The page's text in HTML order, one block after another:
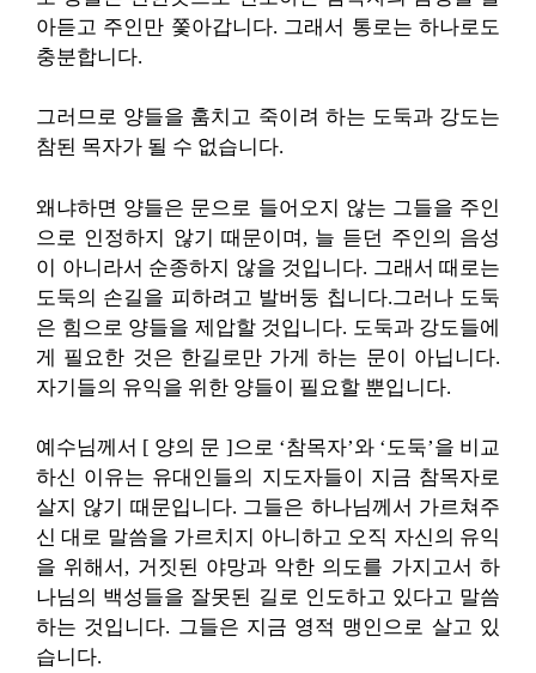
아듣고 주인만 쫓아갑니다. 그래서 통로는 하나로도
충분합니다.
그러므로 양들을 훔치고 죽이려 하는 도둑과 강도는
참된 목자가 될 수 없습니다.
왜냐하면 양들은 문으로 들어오지 않는 그들을 주인
으로 인정하지 않기 때문이며, 늘 듣던 주인의 음성
이 아니라서 순종하지 않을 것입니다. 그래서 때로는
도둑의 손길을 피하려고 발버둥 칩니다.그러나 도둑
은 힘으로 양들을 제압할 것입니다. 도둑과 강도들에
게 필요한 것은 한길로만 가게 하는 문이 아닙니다.
자기들의 유익을 위한 양들이 필요할 뿐입니다.
예수님께서 [ 양의 문 ]으로 ‘참목자’와 ‘도둑’을 비교
하신 이유는 유대인들의 지도자들이 지금 참목자로
살지 않기 때문입니다. 그들은 하나님께서 가르쳐주
신 대로 말씀을 가르치지 아니하고 오직 자신의 유익
을 위해서, 거짓된 야망과 악한 의도를 가지고서 하
나님의 백성들을 잘못된 길로 인도하고 있다고 말씀
하는 것입니다. 그들은 지금 영적 맹인으로 살고 있
습니다.